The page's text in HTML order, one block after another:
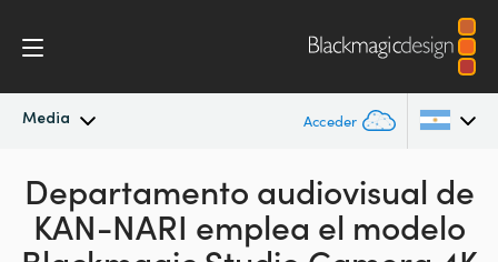
Media Acceder
Novedades
Archivo
Argentina
Australia
Departamento audiovisual de
KAN-NARI emplea el modelo